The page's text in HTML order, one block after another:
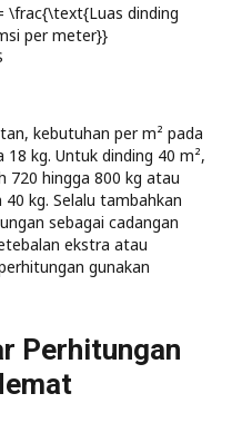
\frac{\text{Luas dinding
per meter}}
kebutuhan per m² pada
kg. Untuk dinding 40 m²,
720 hingga 800 kg atau
kg. Selalu tambahkan
sebagai cadangan
ekstra atau
gunakan
Perhitungan